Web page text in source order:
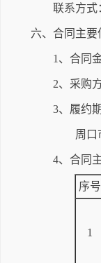
联系方式
六、合同主要
1、合同
2、采购
3、履约
周口
4、合同
序号
1